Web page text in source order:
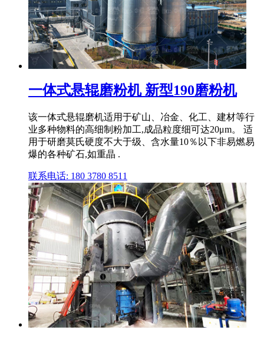
一体式悬辊磨粉机 新型190磨粉机
该一体式悬辊磨机适用于矿山、冶金、化工、建材等行
业多种物料的高细制粉加工,成品粒度细可达20μm。 适
用于研磨莫氏硬度不大于级、含水量10％以下非易燃易
爆的各种矿石,如重晶 .
联系电话: 180 3780 8511